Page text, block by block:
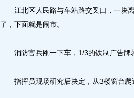
江北区人民路与车站路交叉口，一块
了，下面就是闹市。
消防官兵刚一下车，1/3的铁制广告牌
指挥员现场研究后决定，从3楼窗台爬